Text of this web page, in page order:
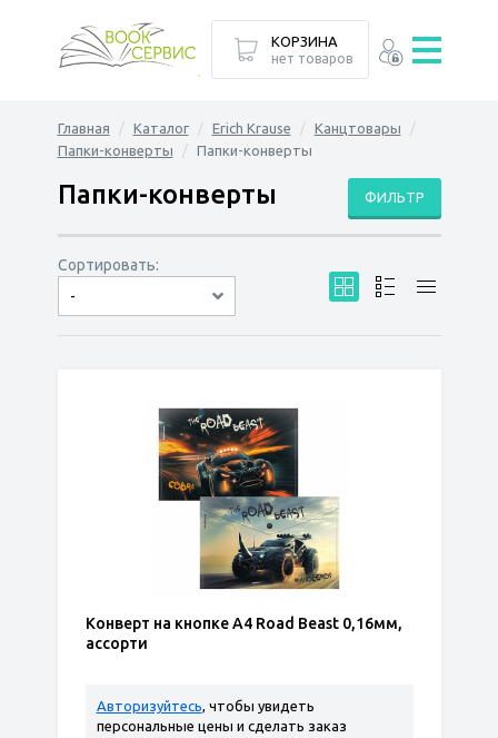
Главная Каталог Erich Krause
Канцтовары
Папки-конверты
Папки-конверты
ФИЛЬТР
Папки-конверты
Сортировать:
-
по дате
по популярности
сначала дешёвые
сначала дорогие
Конверт на кнопке А4 Road Beast 0,16мм,
ассорти
Авторизуйтесь, чтобы увидеть
персональные цены и сделать заказ
КОРЗИНА
нет товаров